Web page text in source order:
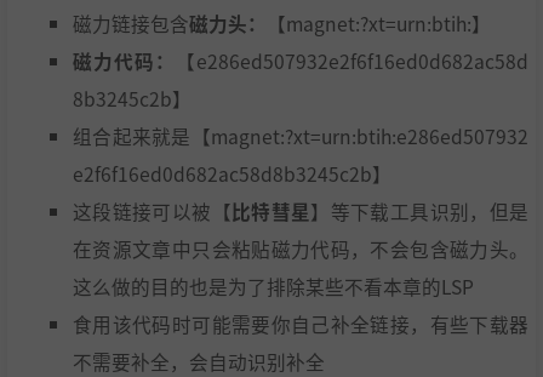
磁力链接包含磁力头：
【magnet:?xt=urn:btih:】
磁力代码：
【e286ed507932e2f6f16ed0d682ac58d
8b3245c2b】
组合起来就是【magnet:?xt=urn:btih:e286ed507932
e2f6f16ed0d682ac58d8b3245c2b】
这段链接可以被【比特彗星】等下载工具识别，但是
在资源文章中只会粘贴磁力代码，不会包含磁力头。
这么做的目的也是为了排除某些不看本章的LSP
食用该代码时可能需要你自己补全链接，有些下载器
不需要补全，会自动识别补全